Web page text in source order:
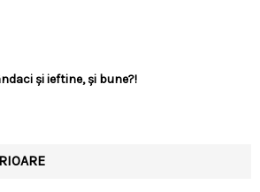
și ieftine, și bune?!